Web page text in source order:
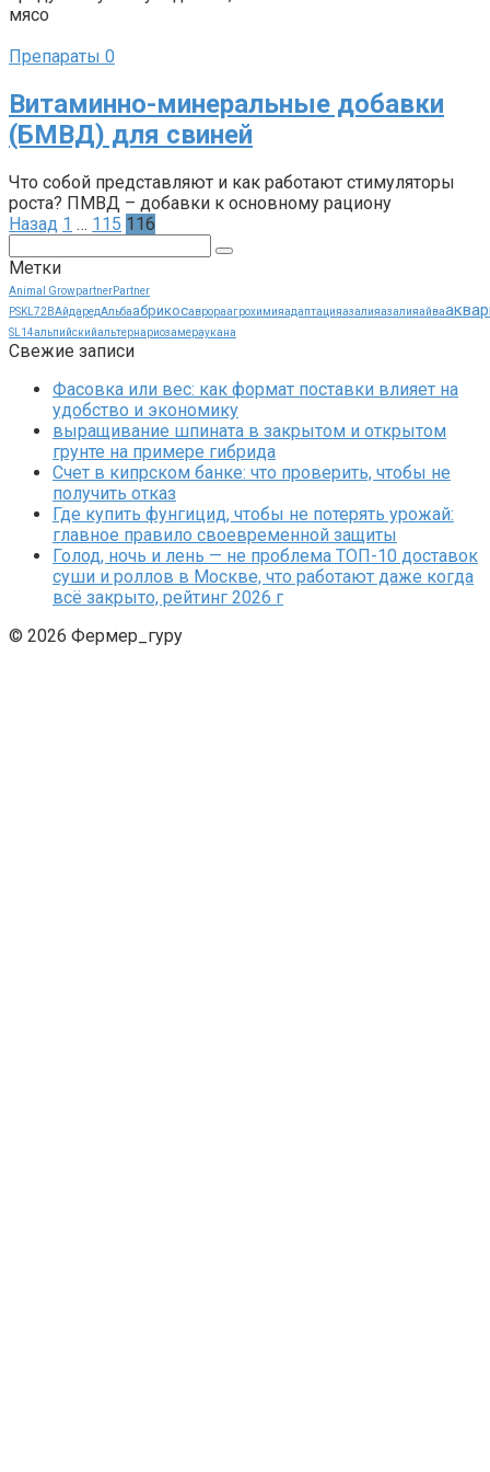
мясо
Препараты 0
Витаминно-минеральные добавки
(БМВД) для свиней
Что собой представляют и как работают стимуляторы
роста? ПМВД – добавки к основному рациону
Пагинация
Назад 1 … 115 116
Метки
Animal GrowpartnerPartner
PSKL72BАйдаредАльбаабрикосаврораагрохимияадаптацияазалияазалияайва
SL14альпийскийальтернариозамераукана
Свежие записи
Фасовка или вес: как формат поставки влияет на
удобство и экономику
выращивание шпината в закрытом и открытом
грунте на примере гибрида
Счет в кипрском банке: что проверить, чтобы не
получить отказ
Где купить фунгицид, чтобы не потерять урожай:
главное правило своевременной защиты
Голод, ночь и лень — не проблема ТОП-10 доставок
суши и роллов в Москве, что работают даже когда
всё закрыто, рейтинг 2026 г
© 2026 Фермер_гуру